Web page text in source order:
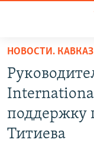
упрощенного
доступа
Вернуться
основному
содержанию
ПОДКАСТЫ
ЦИТАТЫ СВОБОДЫ
НОВОСТИ. КАВКАЗ
поддержку
Титиева